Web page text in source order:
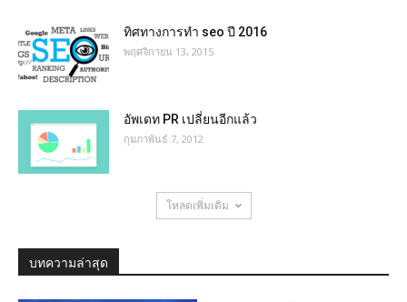
ทิศทางการทำ seo ปี 2016
พฤศจิกายน 13, 2015
อัพเดท PR เปลี่ยนอีกแล้ว
กุมภาพันธ์ 7, 2012
โหลดเพิ่มเติม
บทความล่าสุด